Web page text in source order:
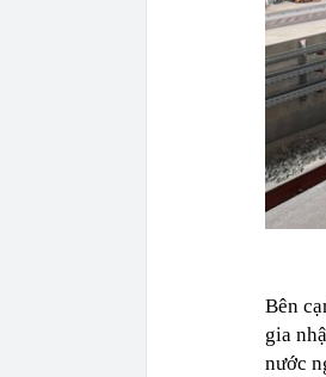
Bên
gia
nước